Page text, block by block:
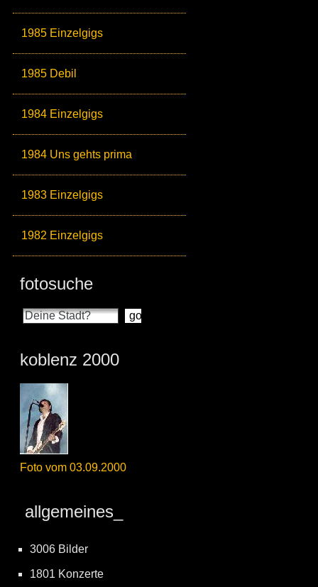
1985 Einzelgigs
1985 Debil
1984 Einzelgigs
1984 Uns gehts prima
1983 Einzelgigs
1982 Einzelgigs
fotosuche
koblenz 2000
Foto vom 03.09.2000
allgemeines_
3006 Bilder
1801 Konzerte